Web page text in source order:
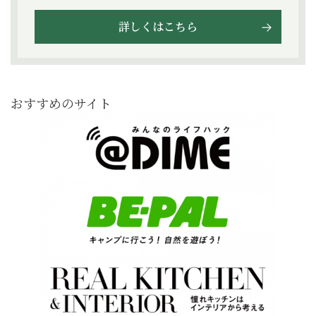
詳しくはこちら
おすすめのサイト